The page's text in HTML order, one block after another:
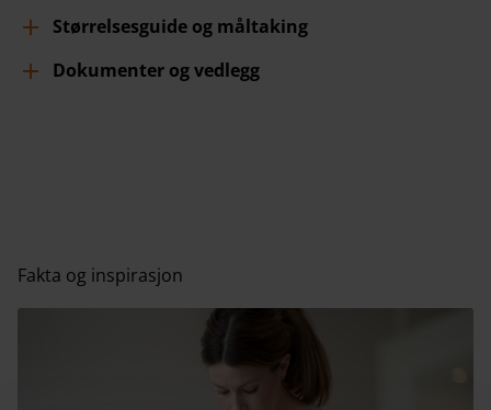
Størrelsesguide og måltaking
Dokumenter og vedlegg
Fakta og inspirasjon